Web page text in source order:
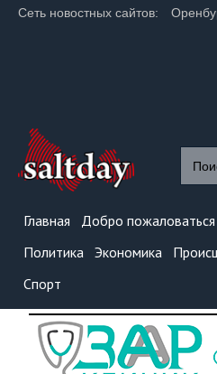
Сеть новостных сайтов:
Главная Добро пожаловаться
Политика Экономика
Спорт